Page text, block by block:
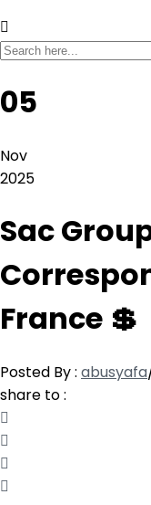
05
Nov
2025
Sac
France 💲
Posted By : abusyafa
share to :